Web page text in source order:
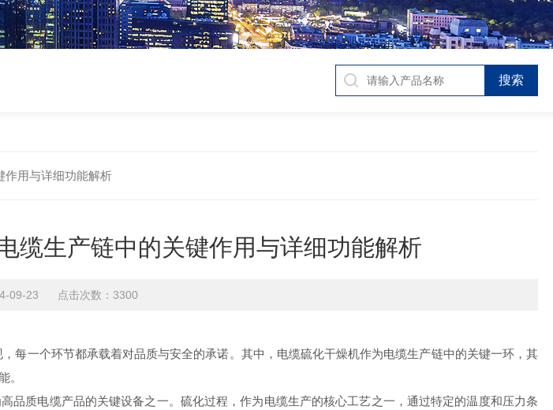
作用与详细功能解析
缆生产链中的关键作用与详细功能解析
09-23 点击次数：3300
一个环节都承载着对品质与安全的承诺。其中，电缆硫化干燥机作为电缆生产链中的关键一环，其
。
质电缆产品的关键设备之一。硫化过程，作为电缆生产的核心工艺之一，通过特定的温度和压力条